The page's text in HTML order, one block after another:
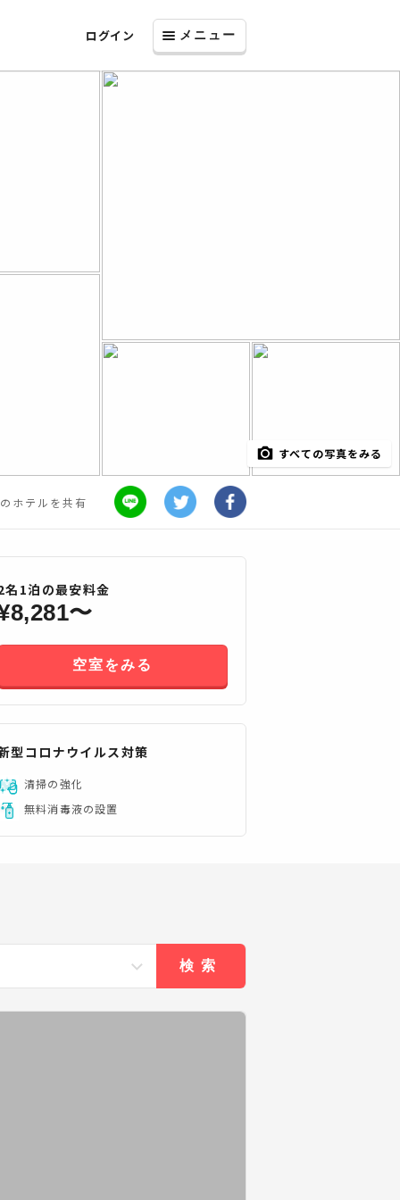
ログイン メニュー
すべての写真をみる
ホテルを共有
名 1泊の最安料金
8,281〜
空室をみる
型コロナウイルス対策
清掃の強化
無料消毒液の設置
検索